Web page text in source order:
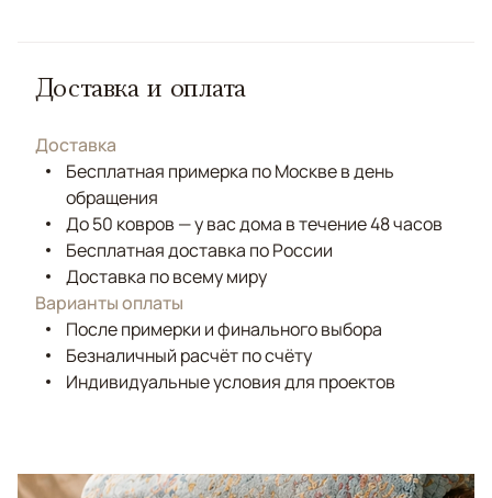
Доставка и оплата
Доставка
Бесплатная примерка по Москве в день
обращения
До 50 ковров — у вас дома в течение 48 часов
Бесплатная доставка по России
Доставка по всему миру
Варианты оплаты
После примерки и финального выбора
Безналичный расчёт по счёту
Индивидуальные условия для проектов